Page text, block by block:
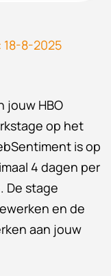
18-8-2025
jouw HBO
op het
is op
4 dagen per
De stage
en de
aan jouw